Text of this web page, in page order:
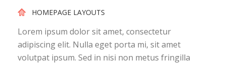
HOMEPAGE LAYOUTS
Lorem ipsum dolor sit amet, consectetur
adipiscing elit. Nulla eget porta mi, sit amet
volutpat ipsum. Sed in nisi non metus fringilla